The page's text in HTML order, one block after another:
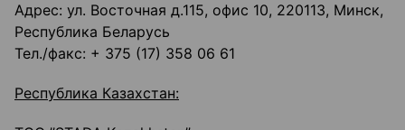
Адрес: ул. Восточная д.115, офис 10, 220113, Минск,
Республика Беларусь
Тел./факс: + 375 (17) 358 06 61
Республика Казахстан: